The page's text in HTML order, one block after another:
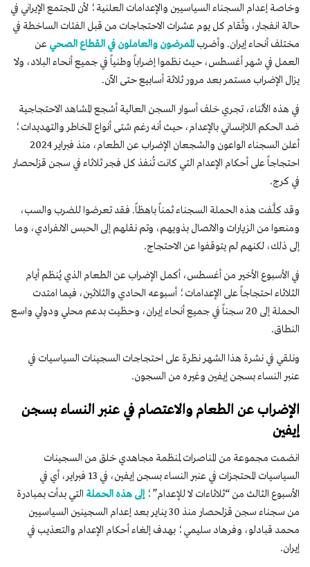
وخاصة إعدام السجناء السياسيين والإعدامات العلنية؛ لأن المجتمع الإيراني في
حالة انفجار، وتُقام كل يوم عشرات الاحتجاجات من قبل الفئات الساخطة في
مختلف أنحاء إيران. وأضرب الممرضون والعاملون في القطاع الصحي عن
العمل في شهر أغسطس، حيث نظموا إضراباً وطنياً في جميع أنحاء البلاد، ولا
يزال الإضراب مستمر بعد مرور ثلاثة أسابيع حتى الآن.
في هذه الأثناء، تجري خلف أسوار السجن العالية أشجع المشاهد الاحتجاجية
ضد الحكم اللاإنساني بالإعدام، حيث أنه رغم شتى أنواع المخاطر والتهديدات؛
أعلن السجناء الواعون والشجعان الإضراب عن الطعام، منذ فبراير 2024
احتجاجاً على أحكام الإعدام التي كانت تُنفذ كل فجر ثلاثاء في سجن قزلحصار
في كرج.
وقد كلَّفت هذه الحملة السجناء ثمناً باهظاً. فقد تعرضوا للضرب والسب،
ومنعوا من الزيارات والاتصال بذويهم، وتم نقلهم إلى الحبس الانفرادي، وما
إلى ذلك، لكنهم لم يتوقفوا عن الاحتجاج.
في الأسبوع الأخير من أغسطس، أكمل الإضراب عن الطعام الذي يُنظم أيام
الثلاثاء احتجاجاً على الإعدامات؛ أسبوعه الحادي والثلاثين، فيما امتدت
الحملة إلى 20 سجناً في جميع أنحاء إيران، وحظيت بدعم محلي ودولي واسع
النطاق.
ونلقي في نشرة هذا الشهر نظرة على احتجاجات السجينات السياسيات في
عنبر النساء بسجن إيفين وغيره من السجون.
الإضراب عن الطعام والاعتصام في عنبر النساء بسجن
إيفين
انضمت مجموعة من المناصرات لمنظمة مجاهدي خلق من السجينات
السياسيات المحتجزات في عنبر النساء بسجن إيفين، في 13 فبراير، أي في
الأسبوع الثالث من “ثلاثاءات لا للإعدام”؛إلى هذه الحملة التي بدأت بمبادرة
من سجناء سجن قزلحصار منذ 30 يناير بعد إعدام السجينين السياسيين
محمد قبادلو، وفرهاد سليمي؛ بهدف إلغاء أحكام الإعدام والتعذيب في
إيران.